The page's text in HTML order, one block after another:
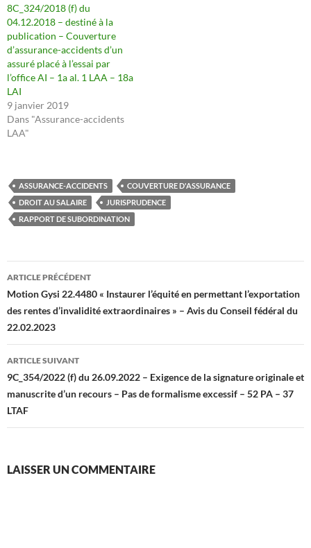
8C_324/2018 (f) du
04.12.2018 – destiné à la
publication – Couverture
d’assurance-accidents d’un
assuré placé à l’essai par
l’office AI – 1a al. 1 LAA – 18a
LAI
9 janvier 2019
Dans "Assurance-accidents
LAA"
ASSURANCE-ACCIDENTS
COUVERTURE D'ASSURANCE
DROIT AU SALAIRE
JURISPRUDENCE
RAPPORT DE SUBORDINATION
Navigation
des
articles
ARTICLE PRÉCÉDENT
Motion Gysi 22.4480 « Instaurer l’équité en permettant l’exportation
des rentes d’invalidité extraordinaires » – Avis du Conseil fédéral du
22.02.2023
ARTICLE SUIVANT
9C_354/2022 (f) du 26.09.2022 – Exigence de la signature originale et
manuscrite d’un recours – Pas de formalisme excessif – 52 PA – 37
LTAF
LAISSER UN COMMENTAIRE